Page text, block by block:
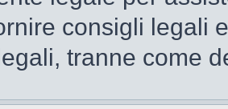
consigli legali
tranne come